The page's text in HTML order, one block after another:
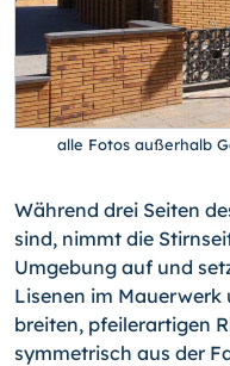
alle Fotos außerhalb
Während drei Seiten
sind, nimmt die
Umgebung auf und
Lisenen im Mauerwerk
breiten, pfeilerartigen
sym­metrisch aus der